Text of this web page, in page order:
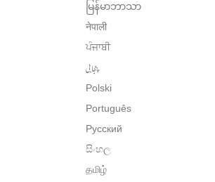
မြန်မာဘာသာ
नेपाली
ਪੰਜਾਬੀ
پنجابی
Polski
Português
Русский
සිංහල
தமிழ்